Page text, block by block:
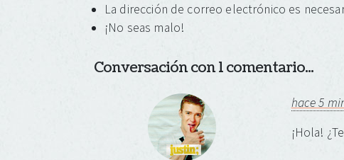
La dirección de correo electrónico es
¡No seas malo!
Conversación con 1 comentario...
hace 5
¡Hola!